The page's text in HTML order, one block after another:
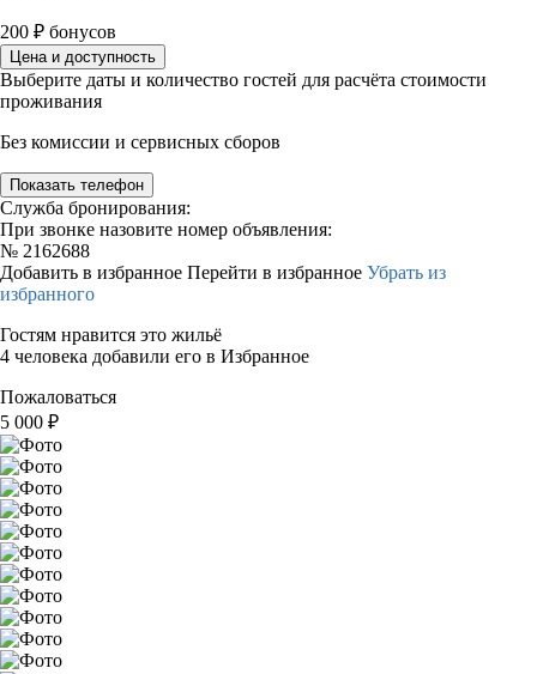
200 ₽ бонусов
Цена и доступность
Выберите даты и количество гостей для расчёта стоимости
проживания
Без комиссии и сервисных сборов
Показать телефон
Служба бронирования:
При звонке назовите номер объявления:
№ 2162688
Добавить в избранное Перейти в избранное Убрать из
избранного
Гостям нравится это жильё
4 человека добавили его в Избранное
Пожаловаться
5 000 ₽